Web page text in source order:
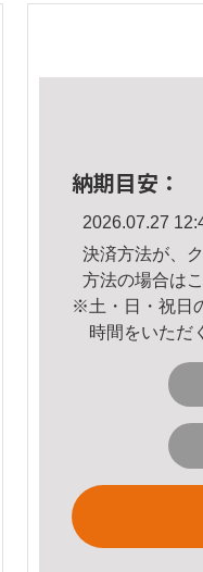
納期目安：
2026.07.27
決済方法が、
方法の場合は
※土・日・祝日
時間をいただ